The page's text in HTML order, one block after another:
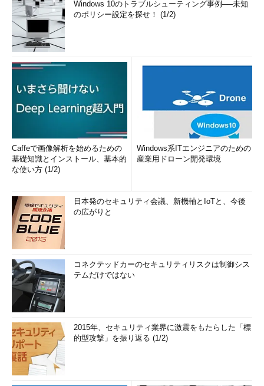
Windows 10のトラブルシューティング事例──未知
のポリシー設定を探せ！ (1/2)
Caffeで画像解析を始めるための
基礎知識とインストール、基本的
な使い方 (1/2)
Windows系ITエンジニアのための
産業用ドローン開発環境
日本発のセキュリティ会議、新機軸とIoTと、今後
の広がりと
コネクテッドカーのセキュリティリスクは制御シス
テムだけではない
2015年、セキュリティ業界に激震をもたらした「標
的型攻撃」を振り返る (1/2)